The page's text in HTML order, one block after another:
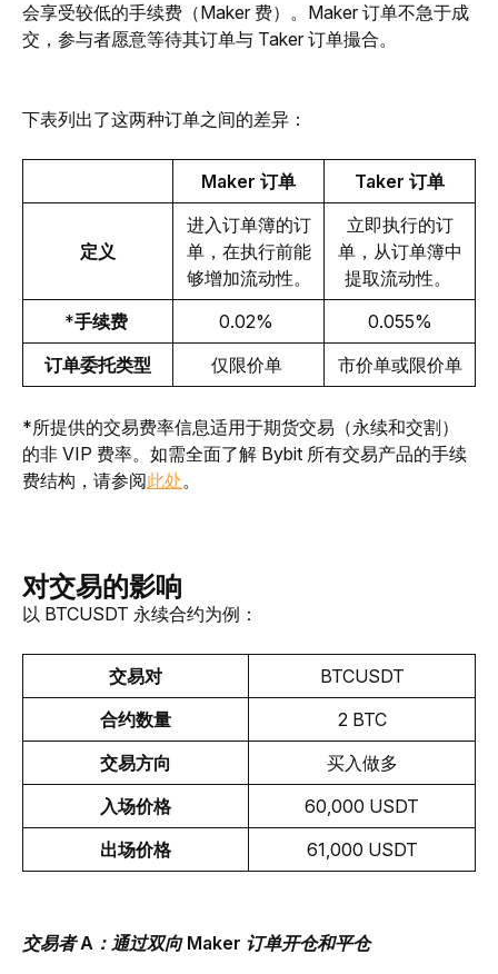
会享受较低的手续费（Maker 费）。Maker 订单不急于成
交，参与者愿意等待其订单与 Taker 订单撮合。
下表列出了这两种订单之间的差异：
Maker 订单 Taker 订单
定义
进入订单簿的订
单，在执行前能
够增加流动性。
立即执行的订
单，从订单簿中
提取流动性。
*手续费 0.02%
0.055%
订单委托类型
仅限价单 市价单或限价单
*所提供的交易费率信息适用于期货交易（永续和交割）
的非 VIP 费率。如需全面了解 Bybit 所有交易产品的手续
费结构，请参阅此处。
对交易的影响
以 BTCUSDT 永续合约为例：
交易对
BTCUSDT
合约数量
2 BTC
交易方向
买入做多
入场价格
60,000 USDT
出场价格
61,000 USDT
交易者 A：通过双向 Maker 订单开仓和平仓